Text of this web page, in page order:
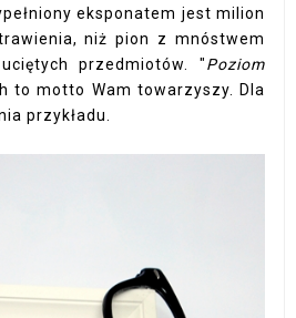
eksponatem jest milion
niż pion z mnóstwem
przedmiotów. "Poziom
to motto Wam towarzyszy. Dla
przykładu.